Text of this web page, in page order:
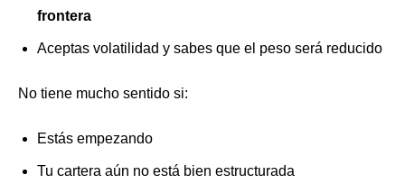
frontera
Aceptas volatilidad y sabes que el peso será reducido
No tiene mucho sentido si:
Estás empezando
Tu cartera aún no está bien estructurada